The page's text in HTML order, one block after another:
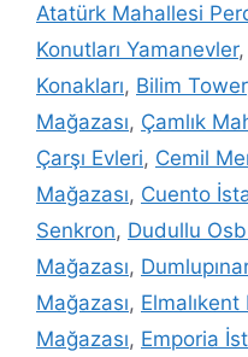
Atatürk Mahallesi
Konutları Yamanevler,
Konakları, Bilim Tower
Mağazası, Çamlık
Çarşı Evleri, Cemil
Mağazası, Cuento
Senkron, Dudullu
Mağazası,
Mağazası,
Mağazası, Emporia